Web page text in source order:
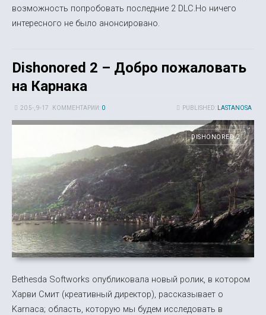
возможность попробовать последние 2 DLC.Но ничего
интересного не было анонсировано.
Dishonored 2 – Добро пожаловать
на Карнака
PUBLISHED: LASTANOSA
20 5-, 9-17 КОММЕНТАРИИ: 0
DISHONORED 2
Bethesda Softworks опубликовала новый ролик, в котором
Харви Смит (креативный директор), рассказывает о
Karnaca; область, которую мы будем исследовать в